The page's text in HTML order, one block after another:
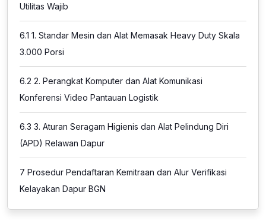
Utilitas Wajib
6.1 1. Standar Mesin dan Alat Memasak Heavy Duty Skala
3.000 Porsi
6.2 2. Perangkat Komputer dan Alat Komunikasi
Konferensi Video Pantauan Logistik
6.3 3. Aturan Seragam Higienis dan Alat Pelindung Diri
(APD) Relawan Dapur
7 Prosedur Pendaftaran Kemitraan dan Alur Verifikasi
Kelayakan Dapur BGN